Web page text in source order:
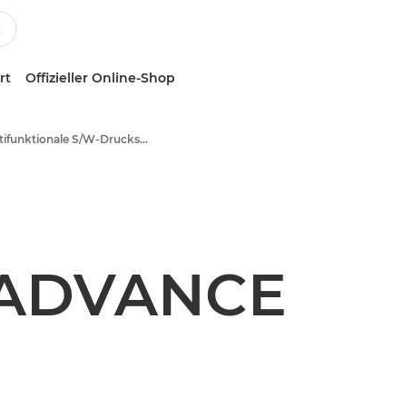
Offizieller Online-Shop
Multifunktionale S/W-Drucksysteme - Canon Deutschland